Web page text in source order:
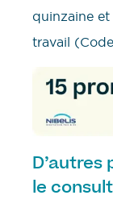
quinzaine
travail
le